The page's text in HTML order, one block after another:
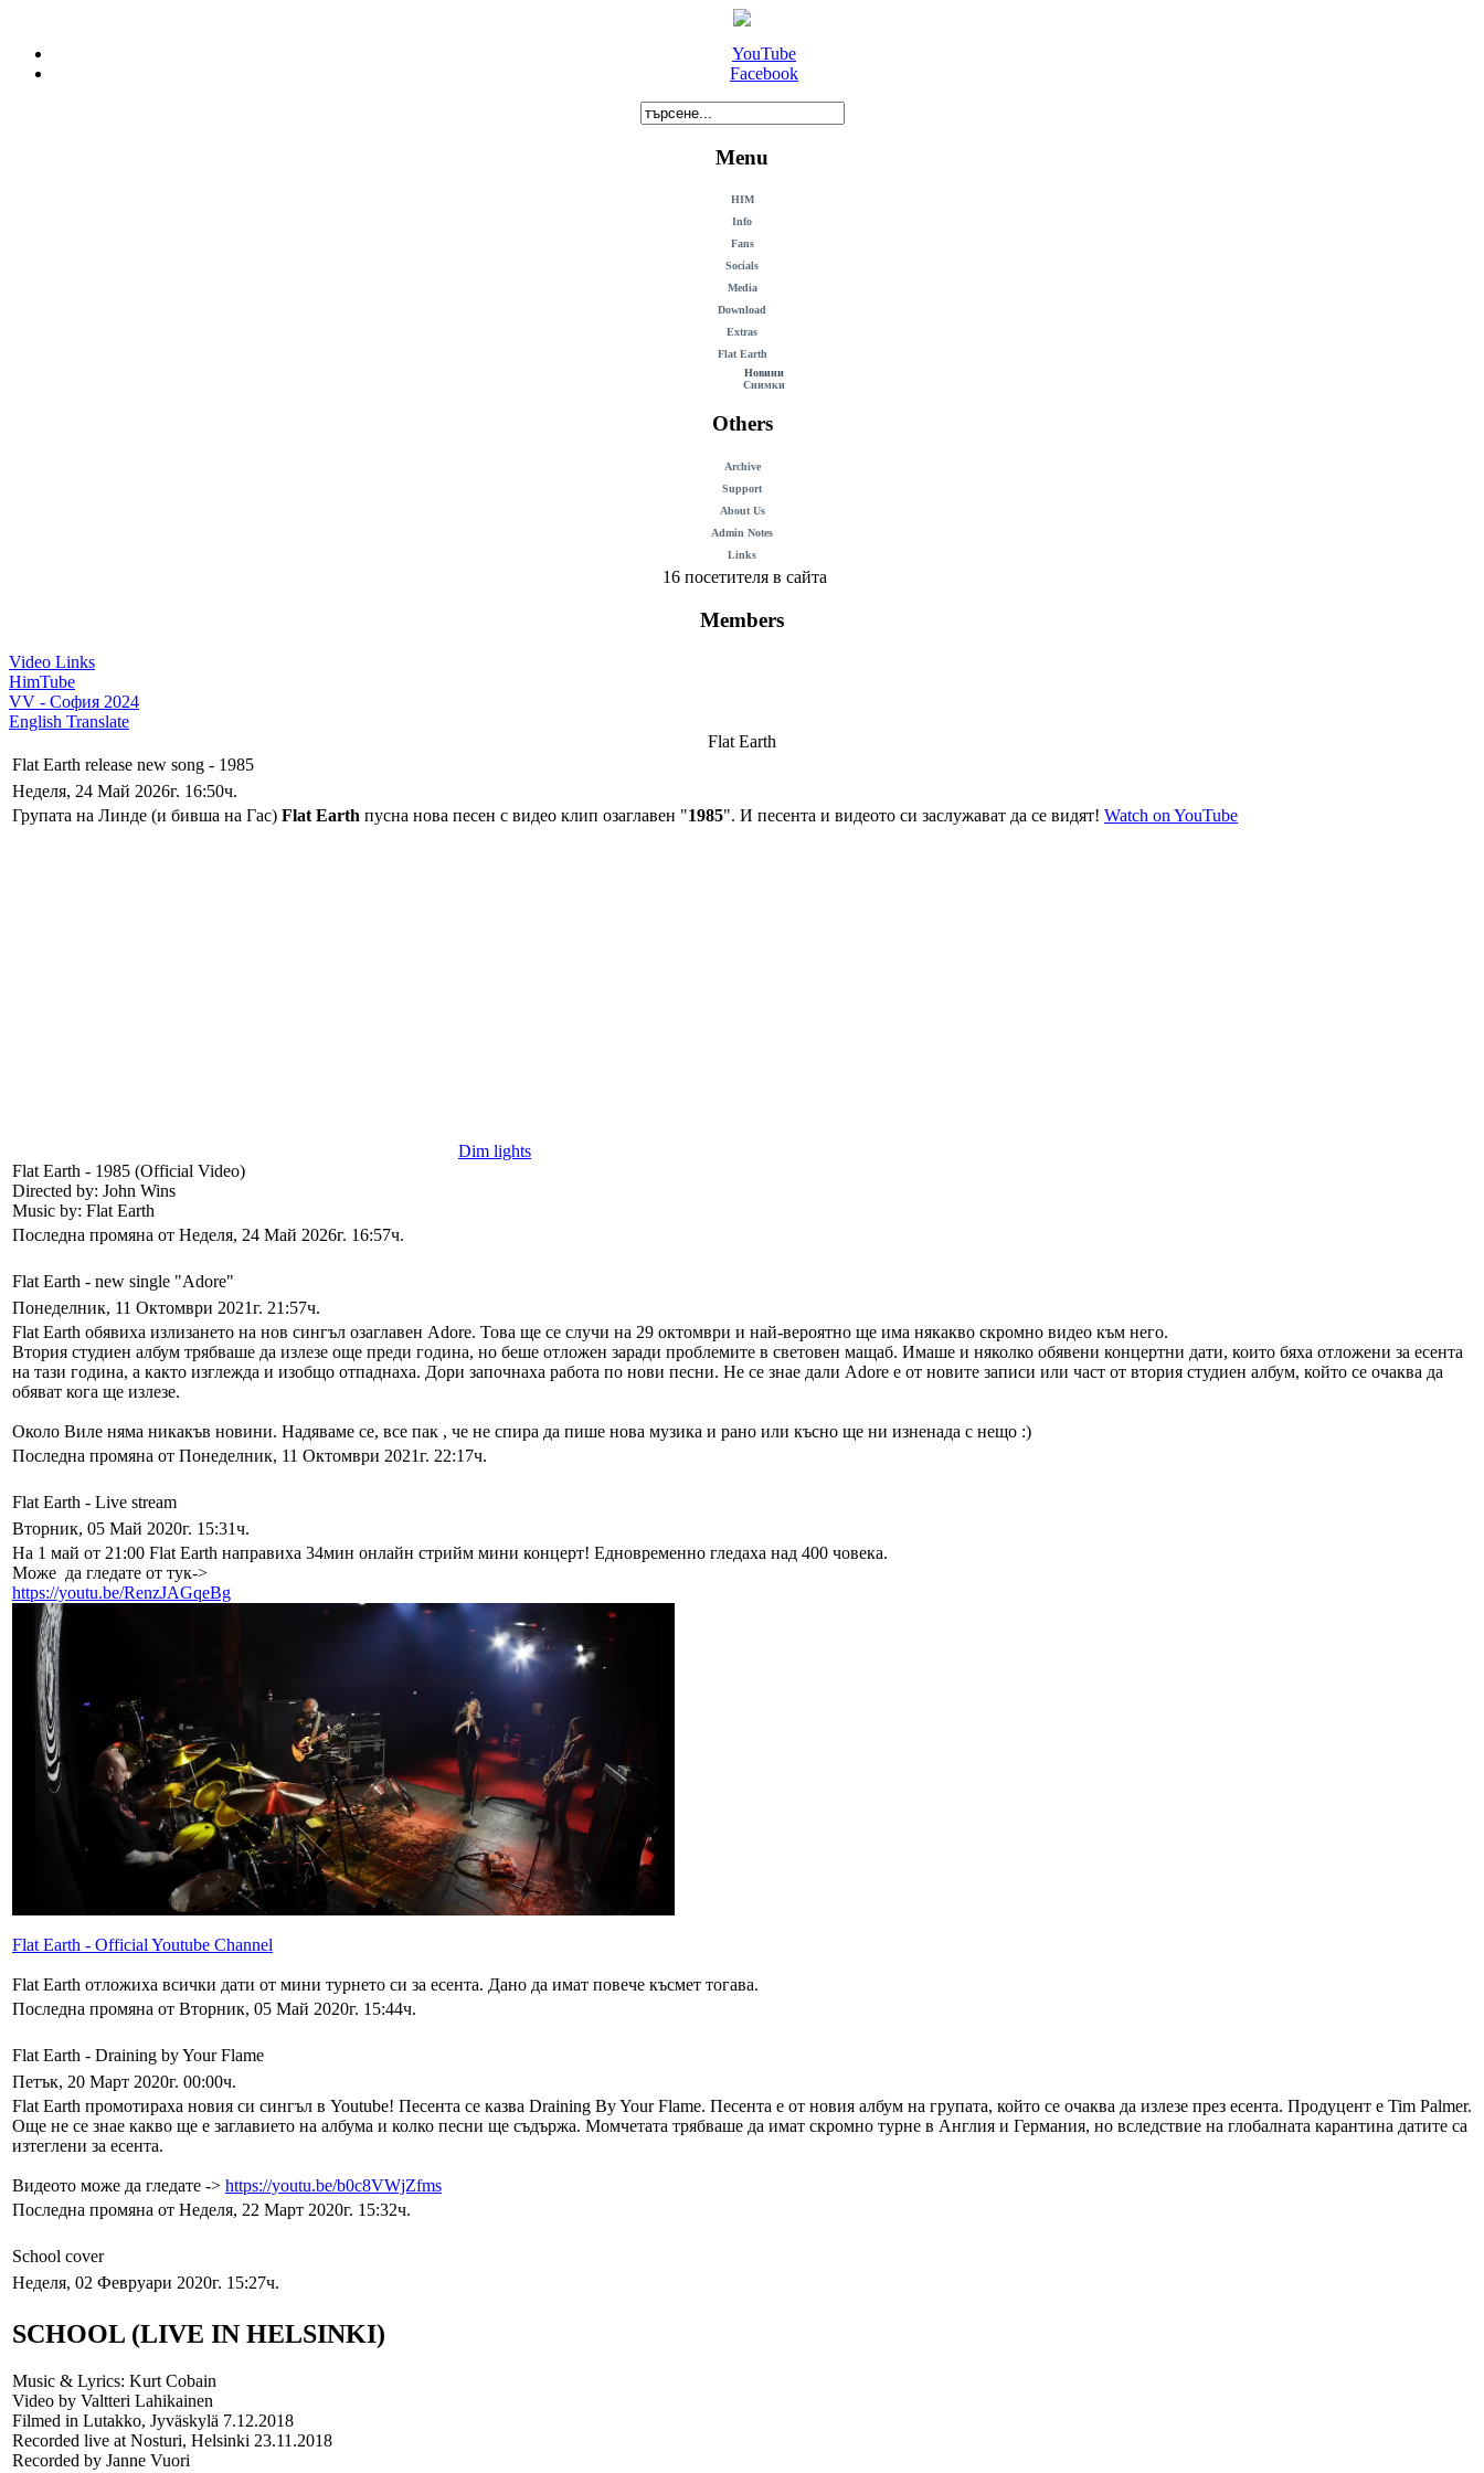
YouTube
Facebook
Menu
HIM
Info
Fans
Socials
Media
Download
Extras
Flat Earth
Новини
Снимки
Others
Archive
Support
About Us
Admin Notes
Links
16 посетителя в сайта
Members
Video Links
HimTube
VV - София 2024
English Translate
Flat Earth
Flat Earth release new song - 1985
Неделя, 24 Май 2026г. 16:50ч.
Групата на Линде (и бивша на Гас) Flat Earth пусна нова песен с видео клип озаглавен "1985". И песента и видеото си заслужават да се видят! Watch on YouTube
Dim lights
Flat Earth - 1985 (Official Video)
Directed by: John Wins
Music by: Flat Earth
Последна промяна от Неделя, 24 Май 2026г. 16:57ч.
Flat Earth - new single "Adore"
Понеделник, 11 Октомври 2021г. 21:57ч.
Flat Earth обявиха излизането на нов сингъл озаглавен Adore. Това ще се случи на 29 октомври и най-вероятно ще има някакво скромно видео към него.
Втория студиен албум трябваше да излезе още преди година, но беше отложен заради проблемите в световен мащаб. Имаше и няколко обявени концертни дати, които бяха отложени за есента
на тази година, а както изглежда и изобщо отпаднаха. Дори започнаха работа по нови песни. Не се знае дали Adore e от новите записи или част от втория студиен албум, който се очаква да
обяват кога ще излезе.
Около Виле няма никакъв новини. Надяваме се, все пак , че не спира да пише нова музика и рано или късно ще ни изненада с нещо :)
Последна промяна от Понеделник, 11 Октомври 2021г. 22:17ч.
Flat Earth - Live stream
Вторник, 05 Май 2020г. 15:31ч.
На 1 май от 21:00 Flat Earth направиха 34мин онлайн стрийм мини концерт! Едновременно гледаха над 400 човека.
Може да гледате от тук->
https://youtu.be/RenzJAGqeBg
Flat Earth - Official Youtube Channel
Flat Earth отложиха всички дати от мини турнето си за есента. Дано да имат повече късмет тогава.
Последна промяна от Вторник, 05 Май 2020г. 15:44ч.
Flat Earth - Draining by Your Flame
Петък, 20 Март 2020г. 00:00ч.
Flat Earth промотираха новия си сингъл в Youtube! Песента се казва Draining By Your Flame. Песента е от новия албум на групата, който се очаква да излезе през есента. Продуцент е Tim Palmer.
Още не се знае какво ще е заглавието на албума и колко песни ще съдържа. Момчетата трябваше да имат скромно турне в Англия и Германия, но вследствие на глобалната карантина датите са
изтеглени за есента.
Видеото може да гледате -> https://youtu.be/b0c8VWjZfms
Последна промяна от Неделя, 22 Март 2020г. 15:32ч.
School cover
Неделя, 02 Февруари 2020г. 15:27ч.
SCHOOL (LIVE IN HELSINKI)
Music & Lyrics: Kurt Cobain
Video by Valtteri Lahikainen
Filmed in Lutakko, Jyväskylä 7.12.2018
Recorded live at Nosturi, Helsinki 23.11.2018
Recorded by Janne Vuori